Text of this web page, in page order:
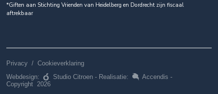
*Giften aan Stichting Vrienden van Heidelberg en Dordrecht zijn fiscaal
aftrekbaar
Privacy /Cookieverklaring
Webdesign:
Studio Citroen - Realisatie: Accendis -
Copyright 2026